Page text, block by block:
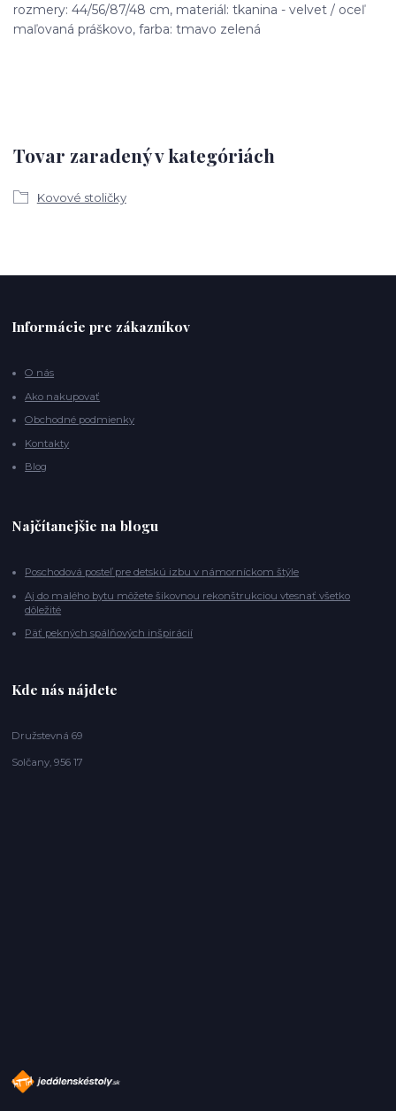
rozmery: 44/56/87/48 cm, materiál: tkanina - velvet / oceľ
maľovaná práškovo, farba: tmavo zelená
Tovar zaradený v kategóriách
Kovové stoličky
Informácie pre zákazníkov
O nás
Ako nakupovať
Obchodné podmienky
Kontakty
Blog
Najčítanejšie na blogu
Poschodová posteľ pre detskú izbu v námorníckom štýle
Aj do malého bytu môžete šikovnou rekonštrukciou vtesnať všetko
dôležité
Päť pekných spálňových inšpirácií
Kde nás nájdete
Družstevná 69
Solčany, 956 17